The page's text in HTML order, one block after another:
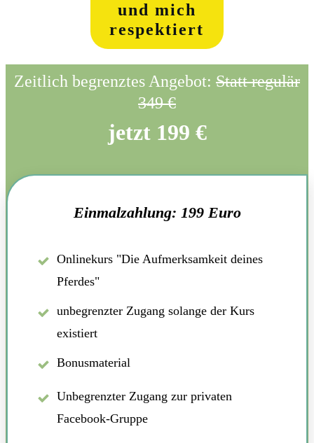
und mich
respektiert
Zeitlich begrenztes Angebot: Statt regulär
349 €
jetzt 199 €
Einmalzahlung: 199 Euro
Onlinekurs "Die Aufmerksamkeit deines
Pferdes"
unbegrenzter Zugang solange der Kurs
existiert
Bonusmaterial
Unbegrenzter Zugang zur privaten
Facebook-Gruppe